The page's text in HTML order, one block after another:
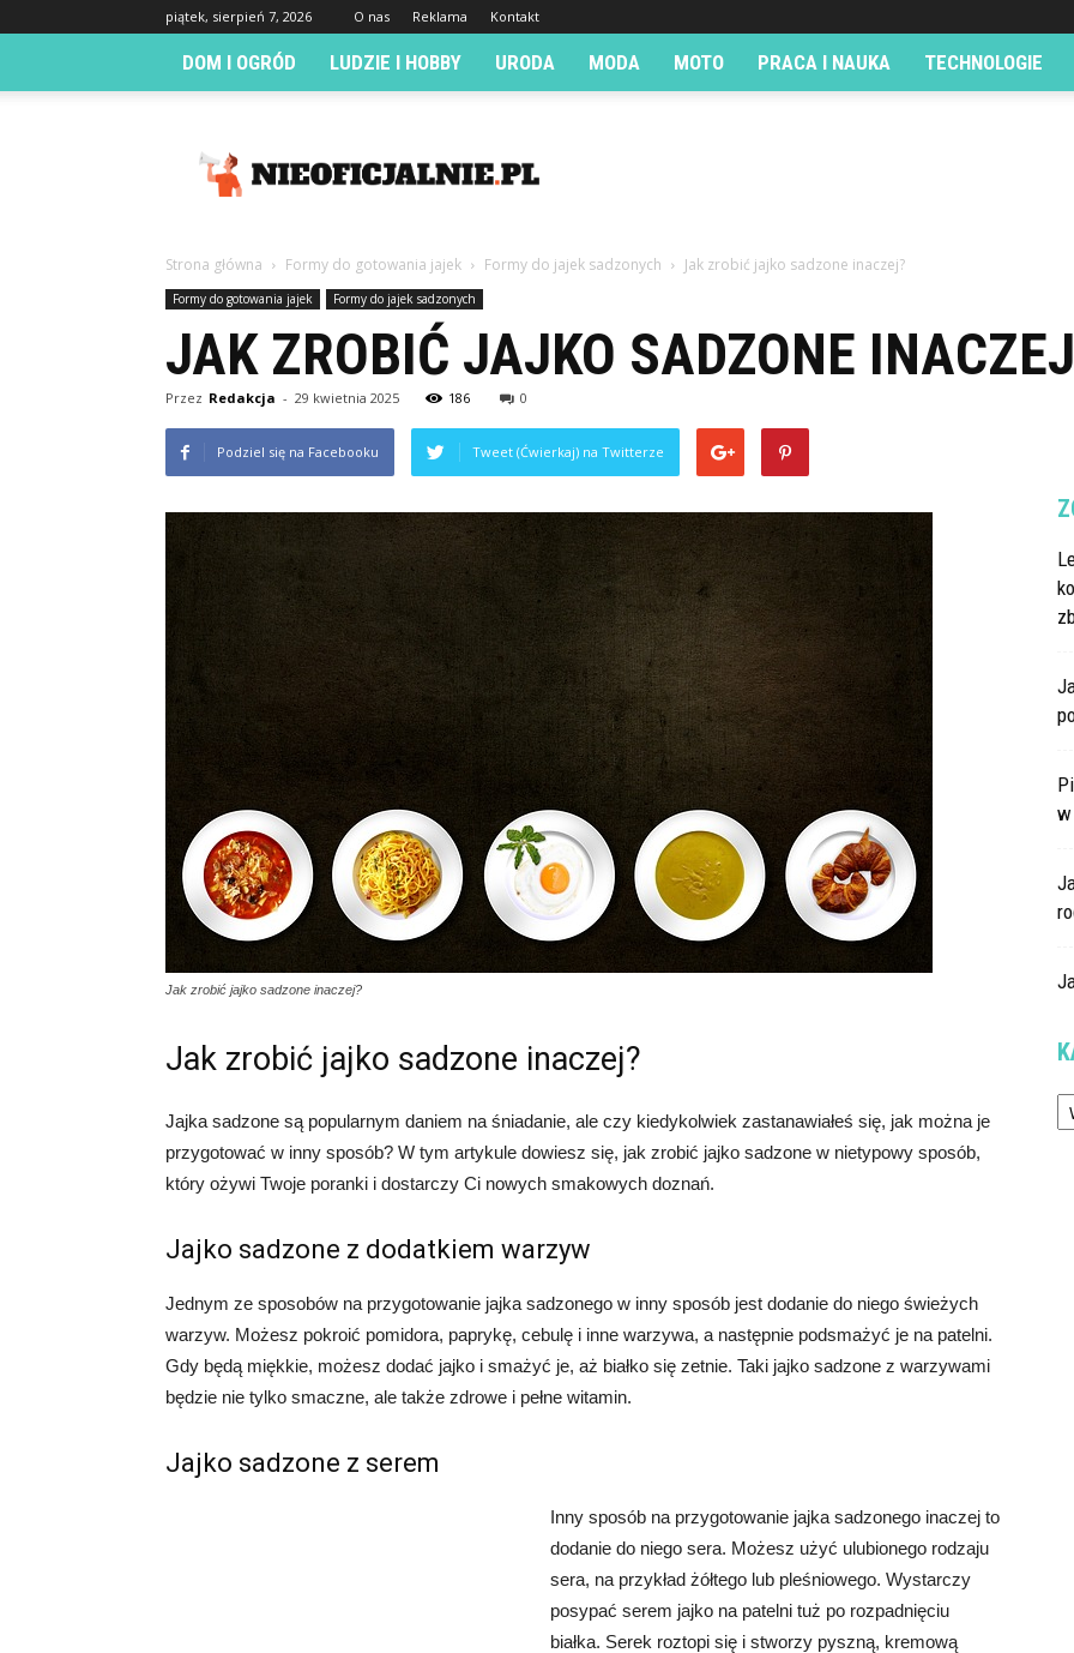
piątek, sierpień 7, 2026 O nas Reklama Kontakt
DOM I OGRÓD LUDZIE I HOBBY URODA MODA MOTO PRACA I NAUKA TECHNOLOGIE
Strona główna Formy do gotowania jajek Formy do jajek sadzonych Jak zrobić jajko sadzone inaczej?
Formy do gotowania jajek Formy do jajek sadzonych
JAK ZROBIĆ JAJKO SADZONE
Przez Redakcja - 29 kwietnia 2025 186 0
Podziel się na Facebooku Tweet (Ćwierkaj) na Twitterze
Jak zrobić jajko sadzone inaczej?
Jak zrobić jajko sadzone inaczej?
Jajka sadzone są popularnym daniem na śniadanie, ale czy kiedykolwiek zastanawiałeś się, jak można je
przygotować w inny sposób? W tym artykule dowiesz się, jak zrobić jajko sadzone w nietypowy sposób,
który ożywi Twoje poranki i dostarczy Ci nowych smakowych doznań.
Jajko sadzone z dodatkiem warzyw
Jednym ze sposobów na przygotowanie jajka sadzonego w inny sposób jest dodanie do niego świeżych
warzyw. Możesz pokroić pomidora, paprykę, cebulę i inne warzywa, a następnie podsmażyć je na patelni.
Gdy będą miękkie, możesz dodać jajko i smażyć je, aż białko się zetnie. Taki jajko sadzone z warzywami
będzie nie tylko smaczne, ale także zdrowe i pełne witamin.
Jajko sadzone z serem
Inny sposób na przygotowanie jajka sadzonego inaczej to
dodanie do niego sera. Możesz użyć ulubionego rodzaju
sera, na przykład żółtego lub pleśniowego. Wystarczy
posypać serem jajko na patelni tuż po rozpadnięciu
białka. Serek roztopi się i stworzy pyszną, kremową
w